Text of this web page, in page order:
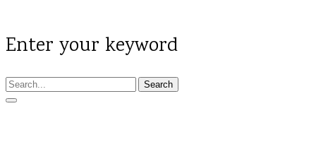
Enter your keyword
Search